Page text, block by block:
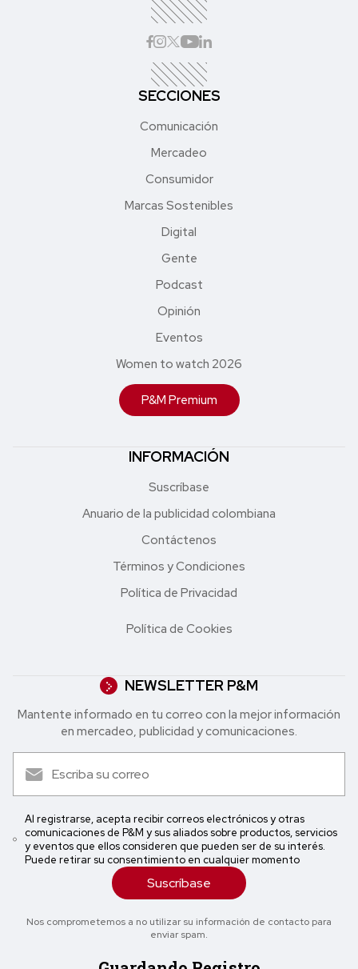
SECCIONES
Comunicación
Mercadeo
Consumidor
Marcas Sostenibles
Digital
Gente
Podcast
Opinión
Eventos
Women to watch 2026
P&M Premium
INFORMACIÓN
Suscríbase
Anuario de la publicidad colombiana
Contáctenos
Términos y Condiciones
Política de Privacidad
Política de Cookies
NEWSLETTER P&M
Mantente informado en tu correo con la mejor in formación
en mercadeo, publicidad y comunicaciones.
Al registrarse, acepta recibir correos electrónicos y otras
comunicaciones de P&M y sus aliados sobre productos, servicios
y eventos que ellos consideren que pueden ser de su interés.
Puede retirar su consentimiento en cualquier momento
Suscríbase
Nos comprometemos a no utilizar su información de contacto para
enviar spam.